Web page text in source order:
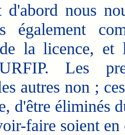
nous
également
la licence, et
Les
autres non ;
d'être éliminés
faire soient en